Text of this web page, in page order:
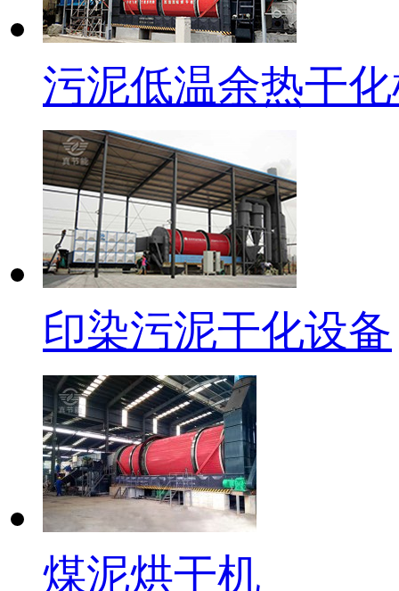
污泥低温余热干
印染污泥干化设备
煤泥烘干机